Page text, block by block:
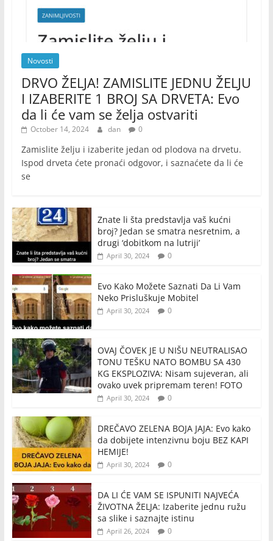
Novosti
DRVO ŽELJA! ZAMISLITE JEDNU ŽELJU
I IZABERITE 1 BROJ SA DRVETA: Evo
da li će vam se želja ostvariti
October 14, 2024 dan 0
Zamislite želju i izaberite jedan od plodova na drvetu.
Ispod drveta ćete pronaći odgovor, i saznaćete da li će
se
Znate li šta predstavlja vaš kućni
broj? Jedan se smatra nesretnim, a
drugi ‘dobitkom na lutriji’
April 30, 2024 0
Evo Kako Možete Saznati Da Li Vam
Neko Prisluškuje Mobitel
April 30, 2024 0
OVAJ ČOVEK JE U NIŠU NEUTRALISAO
TONU TEŠKU NATO BOMBU SA 430
KG EKSPLOZIVA: Nisam sujeveran, ali
ovako uvek pripremam teren! FOTO
April 30, 2024 0
DREČAVO ZELENA BOJA JAJA: Evo kako
da dobijete intenzivnu boju BEZ KAPI
HEMIJE!
April 30, 2024 0
DA LI ĆE VAM SE ISPUNITI NAJVEĆA
ŽIVOTNA ŽELJA: Izaberite jednu ružu
sa slike i saznajte istinu
April 26, 2024 0